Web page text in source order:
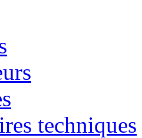
techniques